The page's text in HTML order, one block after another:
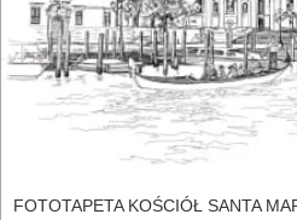
FOTOTAPETA KOŚCIÓŁ SANTA